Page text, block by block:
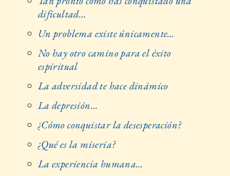
dificultad…
Un problema existe únicamente…
No hay otro camino para el éxito
espiritual
La adversidad te hace dinámico
La depresión…
¿Cómo conquistar la desesperación?
¿Qué es la miseria?
La experiencia humana…